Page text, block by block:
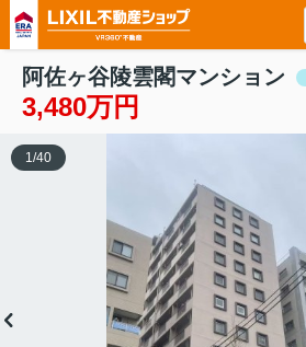
阿佐ヶ谷陵雲閣マンション
3,480万円
1/40